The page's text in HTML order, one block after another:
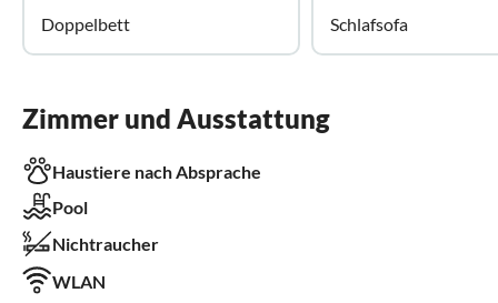
Doppelbett
Schlafsofa
Zimmer und Ausstattung
Haustiere nach Absprache
Pool
Nichtraucher
WLAN